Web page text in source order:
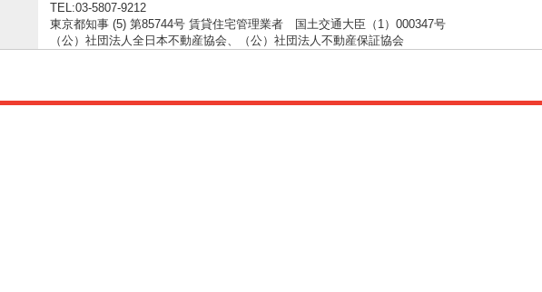
TEL:03-5807-9212
東京都知事 (5) 第85744号 賃貸住宅管理業者 国土交通大臣（1）000347号
（公）社団法人全日本不動産協会、（公）社団法人不動産保証協会